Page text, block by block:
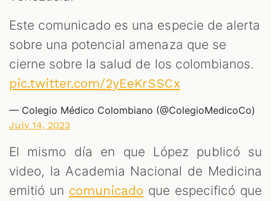
Este comunicado es una especie de alerta
sobre una potencial amenaza que se
cierne sobre la salud de los colombianos.
pic.twitter.com/2yEeKrSSCx
— Colegio Médico Colombiano (@ColegioMedicoCo)
July 14, 2023
El mismo día en que López publicó su
video, la Academia Nacional de Medicina
emitió un comunicado que especificó que